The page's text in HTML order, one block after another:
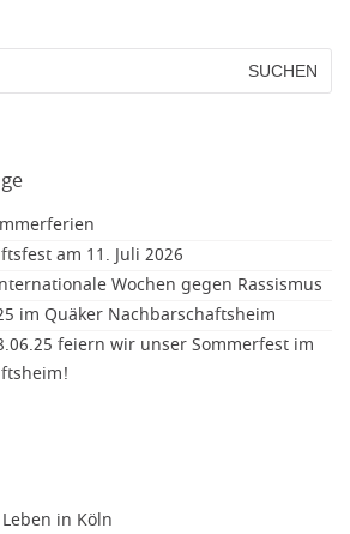
am 11. Juli 2026
Wochen gegen Rassismus
im Quäker Nachbarschaftsheim
feiern wir unser Sommerfest im
in Köln